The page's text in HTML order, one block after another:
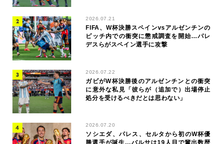
2026.07.21
FIFA、W杯決勝スペインvsアルゼンチンの
ピッチ内での衝突に懲戒調査を開始…パレ
デスらがスペイン選手に攻撃
2026.07.22
ガビがW杯決勝後のアルゼンチンとの衝突
に意外な私見「彼らが（追加で）出場停止
処分を受けるべきだとは思わない」
2026.07.20
ソシエダ、パレス、セルタから初のW杯優
勝選手が誕生…バルサは19人目で輩出数歴